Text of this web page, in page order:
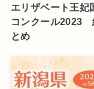
エリザベート王妃
コンクール2023
とめ